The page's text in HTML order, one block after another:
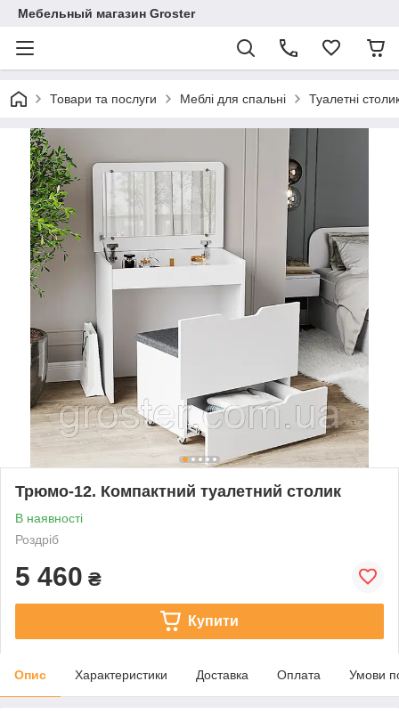
Мебельный магазин Groster
Товари та послуги Меблі для спальні Туалетні
Трюмо-12. Компактний туалетний столик
В наявності
Роздріб
5 460 ₴
Купити
Опис Характеристики Доставка Оплата Умови